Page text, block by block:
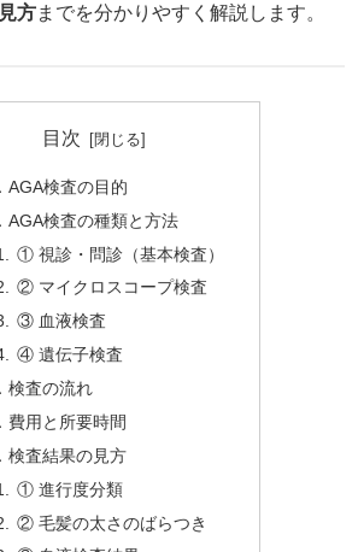
方までを分かりやすく解説します。
目次
AGA検査の目的
AGA検査の種類と方法
① 視診・問診（基本検査）
② マイクロスコープ検査
③ 血液検査
④ 遺伝子検査
検査の流れ
費用と所要時間
検査結果の見方
① 進行度分類
② 毛髪の太さのばらつき